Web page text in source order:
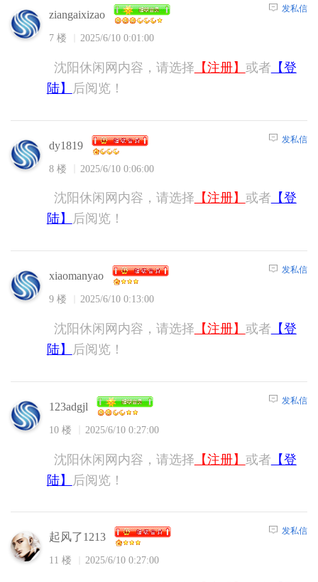
ziangaixizao
7 楼 2025/6/10 0:01:00
发私信
沈阳休闲网内容，请选择 【注册】 或者 【登
陆】
后阅览！
dy1819
8 楼 2025/6/10 0:06:00
发私信
沈阳休闲网内容，请选择 【注册】 或者 【登
陆】
后阅览！
xiaomanyao
9 楼 2025/6/10 0:13:00
发私信
沈阳休闲网内容，请选择 【注册】 或者 【登
陆】
后阅览！
123adgjl
10 楼 2025/6/10 0:27:00
发私信
沈阳休闲网内容，请选择 【注册】 或者 【登
陆】
后阅览！
起风了1213
11 楼 2025/6/10 0:27:00
发私信